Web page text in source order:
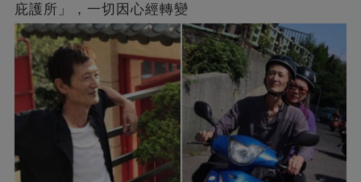
庇護所」，一切因心經轉變